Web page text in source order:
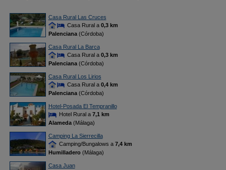
Casa Rural Las Cruces
Casa Rural a 0,3 km
Palenciana(Córdoba)
Casa Rural La Barca
Casa Rural a 0,3 km
Palenciana(Córdoba)
Casa Rural Los Lirios
Casa Rural a 0,4 km
Palenciana(Córdoba)
Hotel-Posada El Tempranillo
Hotel Rural a 7,1 km
Alameda(Málaga)
Camping La Sierrecilla
Camping/Bungalows a 7,4 km
Humilladero(Málaga)
Casa Juan